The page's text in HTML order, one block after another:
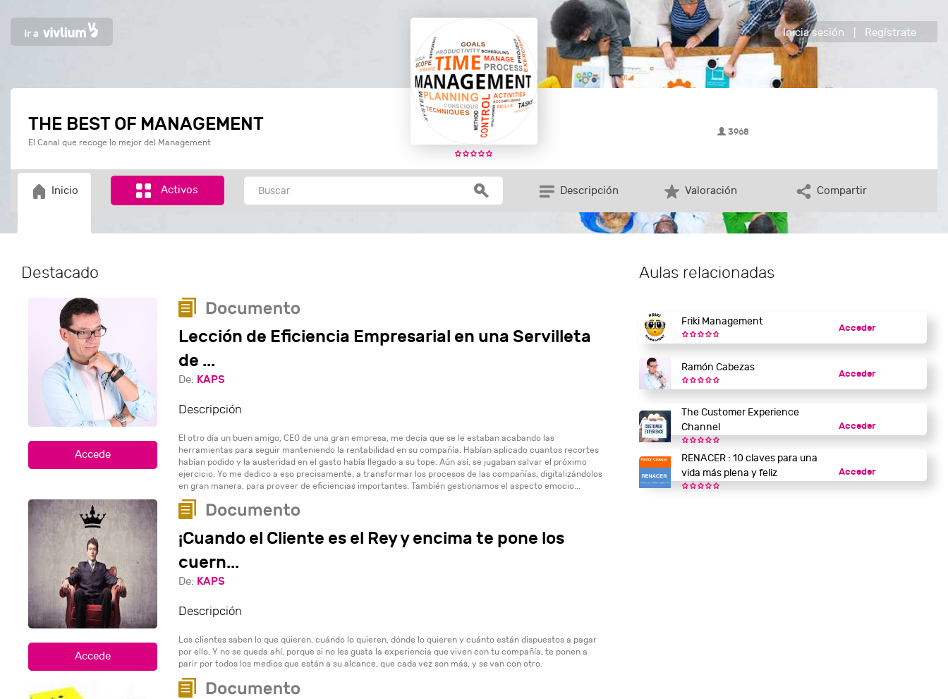
Inicia sesión Regístrate
THE BEST OF MANAGEMENT
El Canal que recoge lo mejor del Management
3968
Inicio Activos Descripción Valoración Compartir
Destacado
Lección de Eficiencia Empresarial en una Servilleta
de ...
De: KAPS
Descripción
El otro día un buen amigo, CEO de una gran empresa, me decía que se le estaban acabando las
herramientas para seguir manteniendo la rentabilidad en su compañía. Habían aplicado cuantos recortes
habían podido y la austeridad en el gasto había llegado a su tope. Aún así, se jugaban salvar el próximo
ejercicio. Yo me dedico a eso precisamente, a transformar los procesos de las compañías, digitalizándolos
en gran manera, para proveer de eficiencias importantes. También gestionamos el aspecto emocio...
¡Cuando el Cliente es el Rey y encima te pone los
cuern...
De: KAPS
Descripción
Los clientes saben lo que quieren, cuándo lo quieren, dónde lo quieren y cuánto están dispuestos a pagar
por ello. Y no se queda ahí, porque si no les gusta la experiencia que viven con tu compañía, te ponen a
parir por todos los medios que están a su alcance, que cada vez son más, y se van con otro.
Aulas relacionadas
Friki Management
Acceder
Ramón Cabezas
Acceder
The Customer Experience
Channel
Acceder
RENACER : 10 claves para una
vida más plena y feliz
Acceder